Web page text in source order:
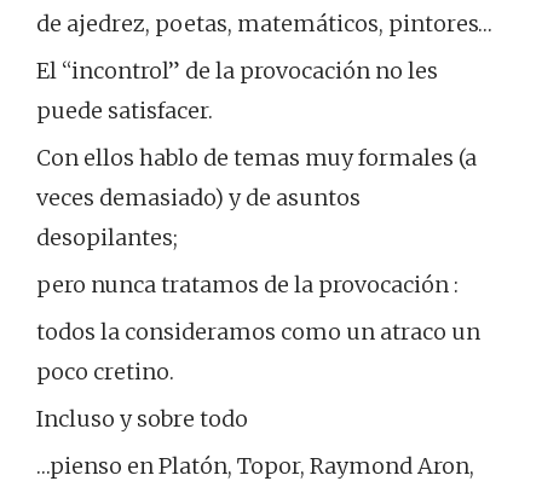
de ajedrez, poetas, matemáticos, pintores…
El “incontrol” de la provocación no les
puede satisfacer.
Con ellos hablo de temas muy formales (a
veces demasiado) y de asuntos
desopilantes;
pero nunca tratamos de la provocación :
todos la consideramos como un atraco un
poco cretino.
Incluso y sobre todo
…pienso en Platón, Topor, Raymond Aron,